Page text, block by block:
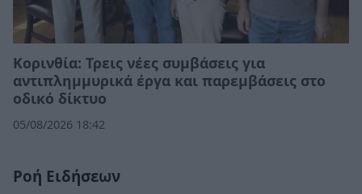
Κορινθία: Τρεις νέες συμβάσεις για
αντιπλημμυρικά έργα και παρεμβάσεις στο
οδικό δίκτυο
05/08/2026 18:42
Ροή Ειδήσεων